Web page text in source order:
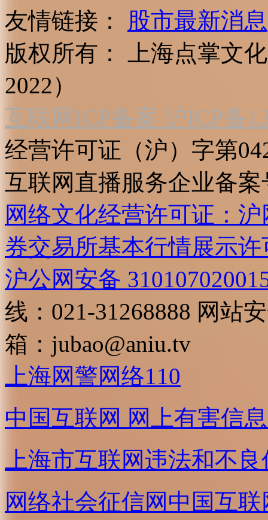
友情链接：
股市最新消息
版权所有：
上海点掌文
2022）
互联网ICP备案 沪ICP备
经营许可证（沪）字第
互联网直播服务企业备案
网络文化经营许可证：
券交易所基本行情展示许
沪公网安备
线：021-31268888 网站
箱： jubao@aniu.tv
上海网警网络110
中国互联网 网上有害信
上海市互联网违法和不
网络社会征信网 中国互